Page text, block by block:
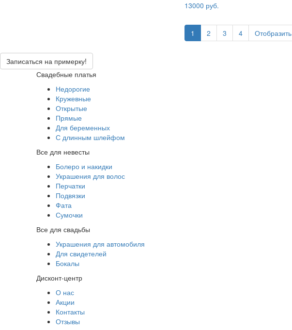
13000 руб.
1 2 3 4 Отобразить
Записаться на примерку!
Свадебные платья
Недорогие
Кружевные
Открытые
Прямые
Для беременных
С длинным шлейфом
Все для невесты
Болеро и накидки
Украшения для волос
Перчатки
Подвязки
Фата
Сумочки
Все для свадьбы
Украшения для автомобиля
Для свидетелей
Бокалы
Дисконт-центр
О нас
Акции
Контакты
Отзывы